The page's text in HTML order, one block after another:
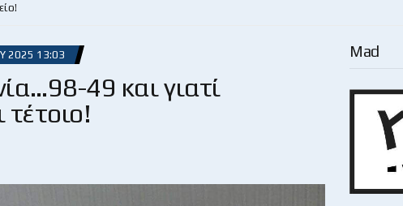
2025 13:03
49 και γιατί
Mad